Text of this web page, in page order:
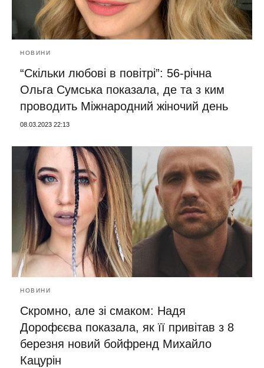
НОВИНИ
“Скільки любові в повітрі”: 56-річна
Ольга Сумська показала, де та з ким
проводить Міжнародний жіночий день
08.03.2023 22:13
НОВИНИ
Скромно, але зі смаком: Надя
Дорофєєва показала, як її привітав з 8
березня новий бойфренд Михайло
Кацурін